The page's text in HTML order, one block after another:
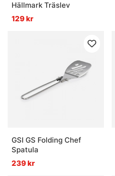
Hällmark Träslev
129 kr
GSI GS Folding Chef
Spatula
239 kr